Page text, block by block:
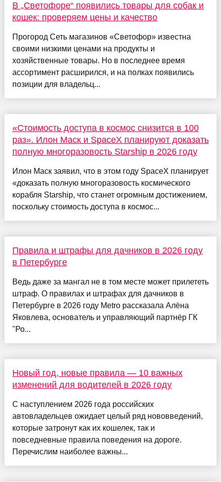
В „Светофоре“ появились товары для собак и
кошек: проверяем цены и качество
Прогород Сеть магазинов «Светофор» известна
своими низкими ценами на продукты и
хозяйственные товары. Но в последнее время
ассортимент расширился, и на полках появились
позиции для владельц...
«Стоимость доступа в космос снизится в 100
раз». Илон Маск и SpaceX планируют доказать
полную многоразовость Starship в 2026 году
Илон Маск заявил, что в этом году SpaсeX планирует
«доказать полную многоразовость космического
корабля Starship, что станет огромным достижением,
поскольку стоимость доступа в космос...
Правила и штрафы для дачников в 2026 году
в Петербурге
Ведь даже за мангал не в том месте может прилететь
штраф. О правилах и штрафах для дачников в
Петербурге в 2026 году Metro рассказала Алёна
Яковлева, основатель и управляющий партнёр ГК
"Ро...
Новый год, новые правила — 10 важных
изменений для водителей в 2026 году
С наступлением 2026 года российских
автовладельцев ожидает целый ряд нововведений,
которые затронут как их кошелек, так и
повседневные правила поведения на дороге.
Перечислим наиболее важны...